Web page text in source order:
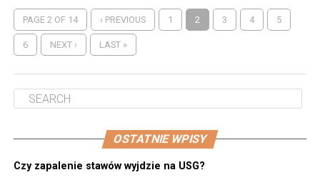
PAGE 2 OF 14 ‹ PREVIOUS 1 2 3 4 5
6 NEXT › LAST »
OSTATNIE WPISY
Czy zapalenie stawów wyjdzie na USG?